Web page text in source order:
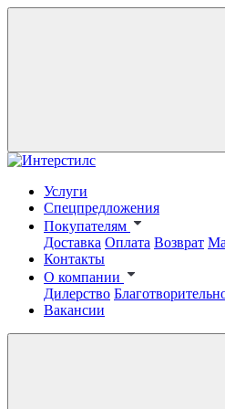
Услуги
Спецпредложения
Покупателям
Доставка Оплата Возврат
Контакты
О компании
Дилерство
Вакансии